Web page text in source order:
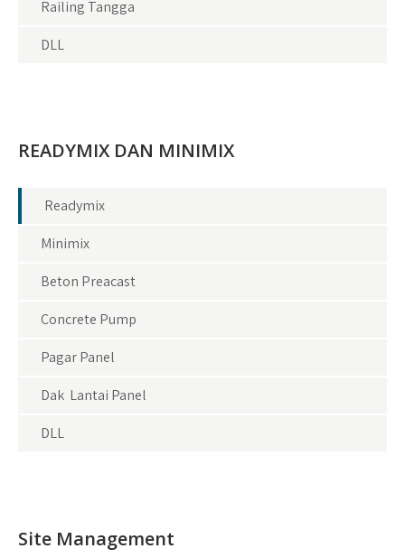
Railing Tangga
DLL
READYMIX DAN MINIMIX
Readymix
Minimix
Beton Preacast
Concrete Pump
Pagar Panel
Dak Lantai Panel
DLL
Site Management